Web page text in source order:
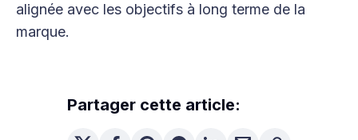
alignée avec les objectifs à long terme de la
marque.
Partager cette article: